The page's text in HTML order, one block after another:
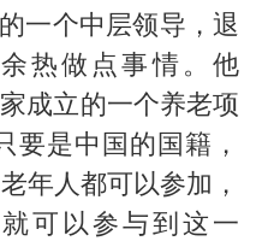
一个中层领导，退
热做点事情。他
成立的一个养老项
要是中国的国籍，
年人都可以参加，
可以参与到这一